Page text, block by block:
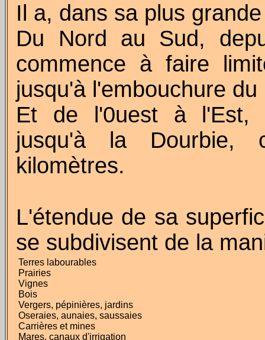
Il a, dans sa plus
Du Nord au Sud,
commence à faire
jusqu'à l'embouchure du
Et de l'0uest à l'Est,
jusqu'à la Dourbie,
kilomètres.
L'étendue de sa
se subdivisent de la
Terres labourables
Prairies
Vignes
Bois
Vergers, pépinières, jardins
Oseraies, aunaies, saussaies
Carrières et mines
Mares, canaux d'irrigation